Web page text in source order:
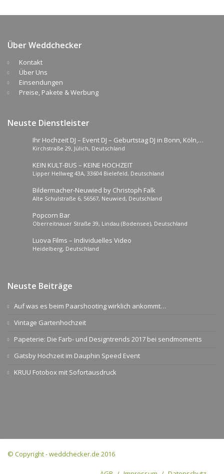
Über Weddchecker
Kontakt
Über Uns
Einsendungen
Preise, Pakete & Werbung
Neuste Dienstleister
Ihr Hochzeit DJ – Event DJ – Geburtstag DJ in Bonn, Köln,
Aachen
Kirchstraße 29, Jülich, Deutschland
KEIN KULT-BUS – KEINE HOCHZEIT
Lipper Hellweg 43A, 33604 Bielefeld, Deutschland
Bildermacher-Neuwied by Christoph Falk
Alte Schulstraße 6, 56567, Neuwied, Deutschland
Popcorn Bar
Oberreitnauer Straße 39, Lindau (Bodensee), Deutschland
Luova Films – Individuelles Video
Heidelberg, Deutschland
Neuste Beiträge
Auf was es beim Paarshooting wirklich ankommt…
Vintage Gartenhochzeit
Papeterie: Die Farb- und Designtrends 2017 bei sendmoments
Gatsby Hochzeit im Dauphin Speed Event
KRUU Fotobox mit Sofortausdruck
© Copyright - weddchecker.de 2016